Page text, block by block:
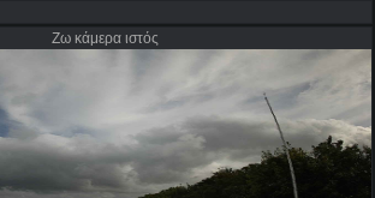
Ζω κάμερα ιστός